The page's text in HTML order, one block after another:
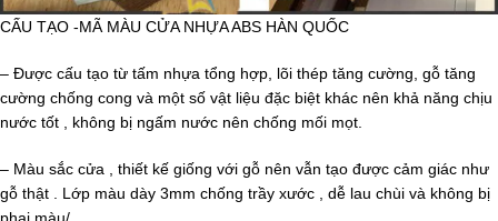
CẤU TẠO -MÃ MÀU CỬA NHỰA ABS HÀN QUỐC
– Được cấu tạo từ tấm nhựa tổng hợp, lõi thép tăng cường, gỗ tăng
cường chống cong và một số vật liệu đặc biệt khác nên khả năng chịu
nước tốt , không bị ngấm nước nên chống mối mọt.
– Màu sắc cửa , thiết kế giống với gỗ nên vẫn tạo được cảm giác như
gỗ thật . Lớp màu dày 3mm chống trầy xước , dễ lau chùi và không bị